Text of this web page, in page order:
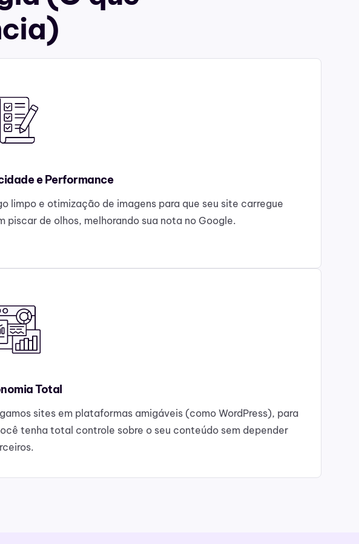
e Performance
limpo e otimização de imagens para que seu site carregue
piscar de olhos, melhorando sua nota no Google.
Total
sites em plataformas amigáveis (como WordPress), para
tenha total controle sobre o seu conteúdo sem depender